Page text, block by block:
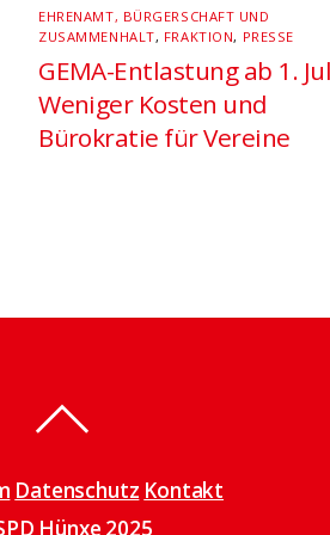
EHRENAMT, BÜRGERSCHAFT UND
ZUSAMMENHALT, FRAKTION, PRESSE
GEMA-Entlastung ab 1.
Weniger Kosten und
Bürokratie für Vereine
Datenschutz Kontakt
Hünxe 2025